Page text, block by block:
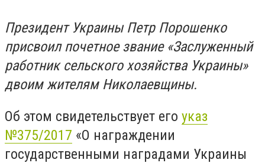
Президент Украины Петр Порошенко
присвоил почетное звание «Заслуженный
работник сельского хозяйства Украины»
двоим жителям Николаевщины.
Об этом свидетельствует его указ
№375/2017 «О награждении
государственными наградами Украины